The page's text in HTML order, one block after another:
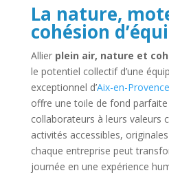
La nature,
cohésion
Allier plein air, nature et
le potentiel collectif d’une
exceptionnel d’Aix-en-
offre une toile de fond
collaborateurs à leurs valeurs
activités accessibles,
chaque entreprise peut
journée en une expérience